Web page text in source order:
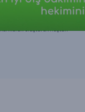
oluşturulmuştur: